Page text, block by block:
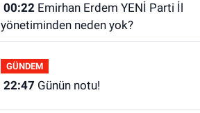
00:22Emirhan Erdem YENİ Parti İl
yönetiminden neden yok?
GÜNDEM
22:47 Günün notu!